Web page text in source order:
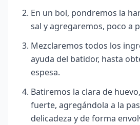
En un bol, pondremos la
sal y agregaremos, poco a
Mezclaremos todos los
ayuda del batidor, hasta
espesa.
Batiremos la clara de
fuerte, agregándola a la
delicadeza y de forma